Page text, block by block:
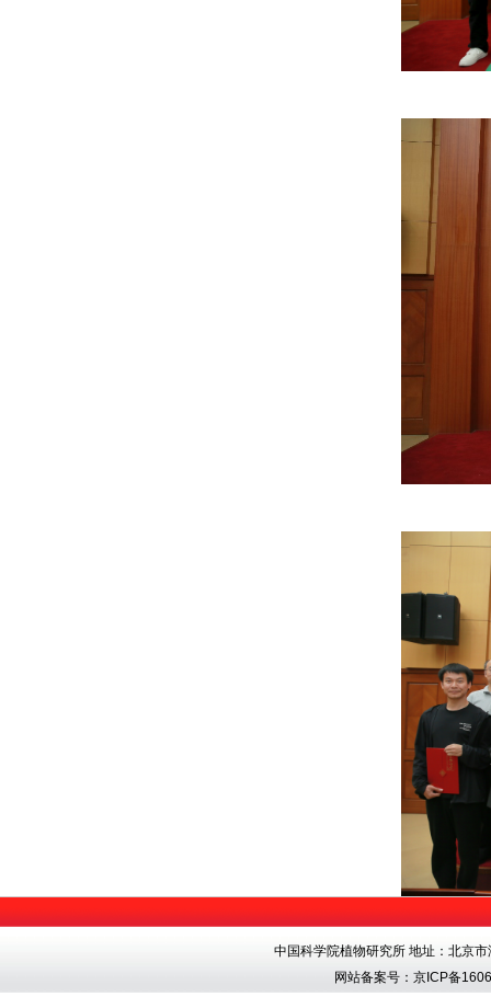
中国科学院植物研究所 地址：北京
网站备案号：京ICP备